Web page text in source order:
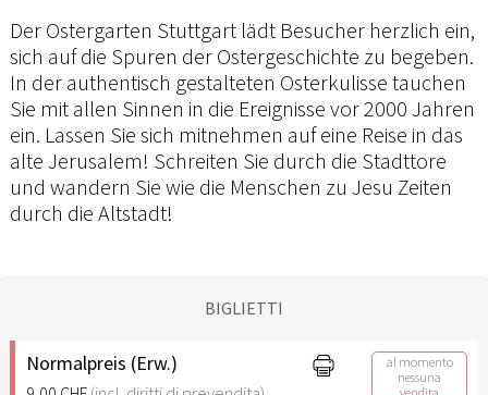
Der Ostergarten Stuttgart lädt Besucher herzlich ein,
sich auf die Spuren der Ostergeschichte zu begeben.
In der authentisch gestalteten Osterkulisse tauchen
Sie mit allen Sinnen in die Ereignisse vor 2000 Jahren
ein. Lassen Sie sich mitnehmen auf eine Reise in das
alte Jerusalem! Schreiten Sie durch die Stadttore
und wandern Sie wie die Menschen zu Jesu Zeiten
durch die Altstadt!
BIGLIETTI
Normalpreis (Erw.)
al momento
nessuna